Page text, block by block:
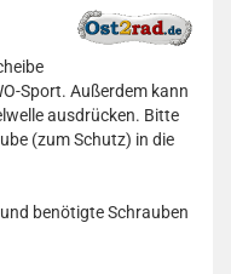
Sport. Außerdem kann
ausdrücken. Bitte
(zum Schutz) in die
benötigte Schrauben